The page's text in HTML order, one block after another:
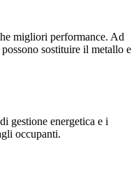
migliori performance. Ad
sostituire il metallo e
gestione energetica e i
occupanti.